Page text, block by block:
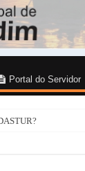
Portal do Servidor